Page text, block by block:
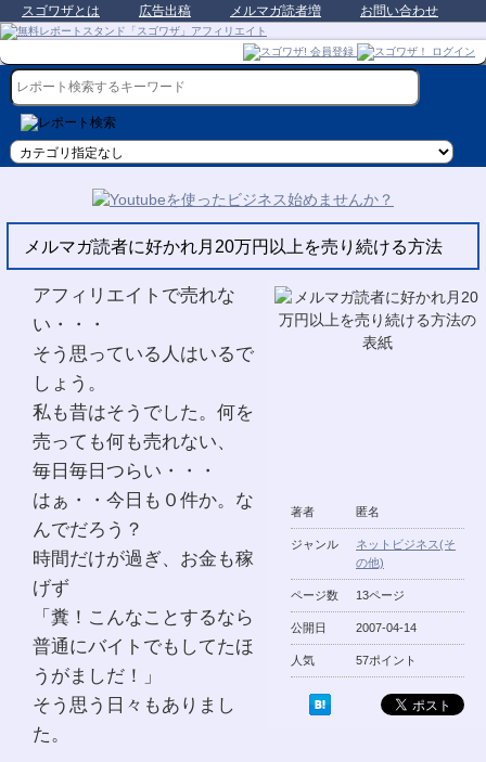
スゴワザとは 広告出稿 メルマガ読者増 お問い合わせ
メルマガ読者に好かれ月20万円以上を売り続ける方法
著者 匿名
ジャンル
ネットビジネス(そ
の他)
ページ数 13ページ
公開日 2007-04-14
人気 57ポイント
アフィリエイトで売れな
い・・・
そう思っている人はいるで
しょう。
私も昔はそうでした。何を
売っても何も売れない、
毎日毎日つらい・・・
はぁ・・今日も０件か。な
んでだろう？
時間だけが過ぎ、お金も稼
げず
「糞！こんなことするなら
普通にバイトでもしてたほ
うがましだ！」
そう思う日々もありまし
た。